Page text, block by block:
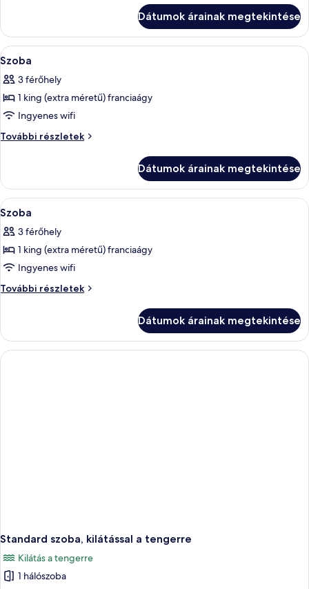
további
részletei
Dátumok árainak megtekintése
A
következő
szoba
összes
képének
megtekintése:
Ingyenes piperecikkek, hajszárító,
2
Szoba
3 férőhely
1 king (extra méretű) franciaágy
Ingyenes wifi
További részletek
Szoba
Dátumok árainak megtekintése
A
következő
szoba
összes
képének
megtekintése:
Minibár, széf a szobában,
7
Szoba
3 férőhely
1 king (extra méretű) franciaágy
Ingyenes wifi
További részletek
Szoba
Dátumok árainak megtekintése
Standard szoba, kilátással a tengerre
Kilátás a tengerre
1 hálószoba